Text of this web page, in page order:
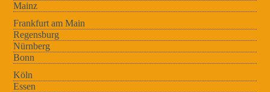
Mainz
Frankfurt am Main
Regensburg
Nürnberg
Bonn
Köln
Essen